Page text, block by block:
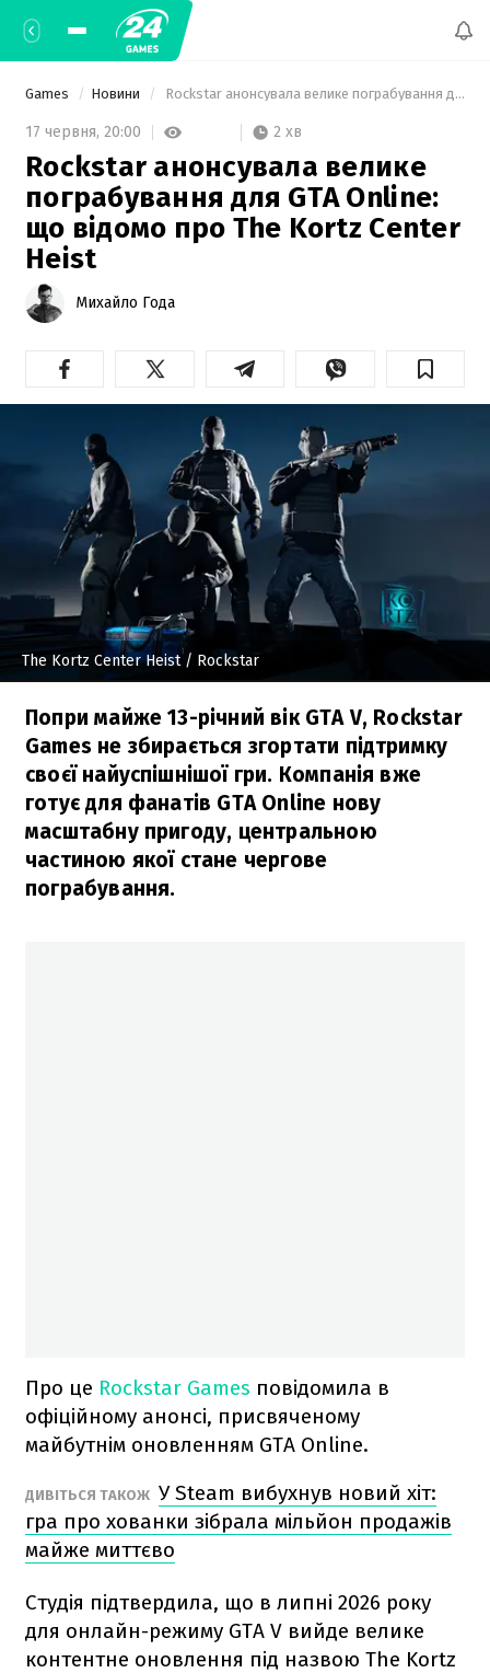
Games Новини Rockstar анонсувала велике пограбування для GTA Online: що відомо про The Kortz Center Heist
17 червня, 20:00 2 хв
Rockstar анонсувала велике
пограбування для GTA Online:
що відомо про The Kortz Center
Heist
Михайло Года
The Kortz Center Heist/ Rockstar
Попри майже 13-річний вік GTA V, Rockstar
Games не збирається згортати підтримку
своєї найуспішнішої гри. Компанія вже
готує для фанатів GTA Online нову
масштабну пригоду, центральною
частиною якої стане чергове
пограбування.
Про це Rockstar Games повідомила в
офіційному анонсі, присвяченому
майбутнім оновленням GTA Online.
ДИВІТЬСЯ ТАКОЖ У Steam вибухнув новий хіт:
гра про хованки зібрала мільйон продажів
майже миттєво
Студія підтвердила, що в липні 2026 року
для онлайн-режиму GTA V вийде велике
контентне оновлення під назвою The Kortz